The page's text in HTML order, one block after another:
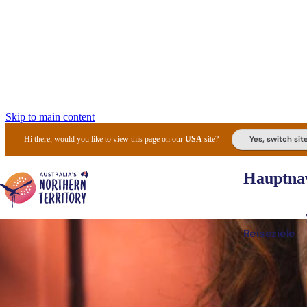
Skip to main content
Hi there, would you like to view this page on ourUSA site? Yes, switch
Reiseziele